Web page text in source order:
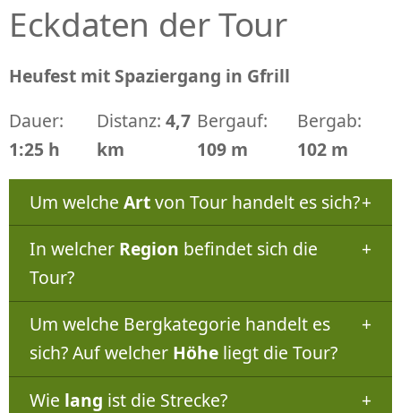
Eckdaten der Tour
Heufest mit Spaziergang in Gfrill
Dauer:
1:25 h
Distanz: 4,7
km
Bergauf:
109 m
Bergab:
102 m
Um welche Artvon Tour handelt es sich?
In welcher Region befindet sich die
Tour?
Um welche Bergkategorie handelt es
sich? Auf welcher Höheliegt die Tour?
Wie lang ist die Strecke?